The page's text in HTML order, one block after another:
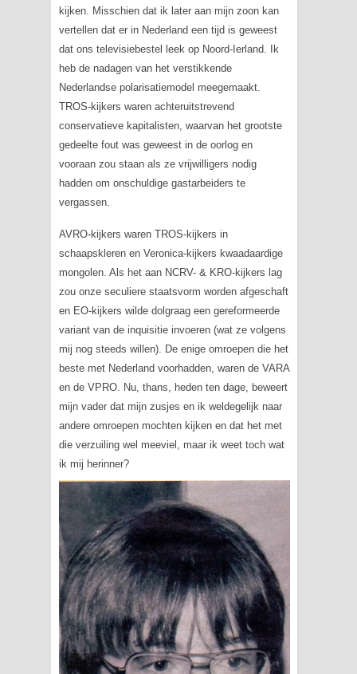
kijken. Misschien dat ik later aan mijn zoon kan
vertellen dat er in Nederland een tijd is geweest
dat ons televisiebestel leek op Noord-Ierland. Ik
heb de nadagen van het verstikkende
Nederlandse polarisatiemodel meegemaakt.
TROS-kijkers waren achteruitstrevend
conservatieve kapitalisten, waarvan het grootste
gedeelte fout was geweest in de oorlog en
vooraan zou staan als ze vrijwilligers nodig
hadden om onschuldige gastarbeiders te
vergassen.
AVRO-kijkers waren TROS-kijkers in
schaapskleren en Veronica-kijkers kwaadaardige
mongolen. Als het aan NCRV- & KRO-kijkers lag
zou onze seculiere staatsvorm worden afgeschaft
en EO-kijkers wilde dolgraag een gereformeerde
variant van de inquisitie invoeren (wat ze volgens
mij nog steeds willen). De enige omroepen die het
beste met Nederland voorhadden, waren de VARA
en de VPRO. Nu, thans, heden ten dage, beweert
mijn vader dat mijn zusjes en ik weldegelijk naar
andere omroepen mochten kijken en dat het met
die verzuiling wel meeviel, maar ik weet toch wat
ik mij herinner?